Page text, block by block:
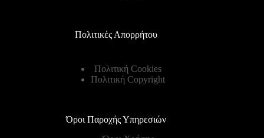
Πολιτικές Απορρήτου
Πολιτική Cookies
Πολιτική Copyright
Όροι Παροχής Υπηρεσιών